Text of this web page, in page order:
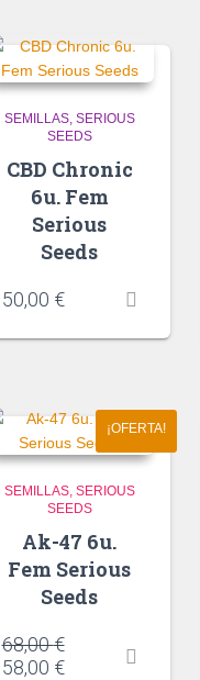
SEMILLAS SERIOUS
SEEDS
CBD Chronic
6u. Fem
Serious
Seeds
50,00 €
¡OFERTA!
SEMILLAS SERIOUS
SEEDS
Ak-47 6u.
Fem Serious
Seeds
68,00€
58,00 €